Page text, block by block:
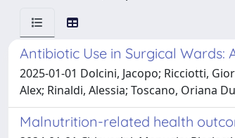
Antibiotic Use in Surgical Wards:
2025-01-01 Dolcini, Jacopo; Ricciotti,
Alex; Rinaldi, Alessia; Toscano, Oriana
Malnutrition-related health